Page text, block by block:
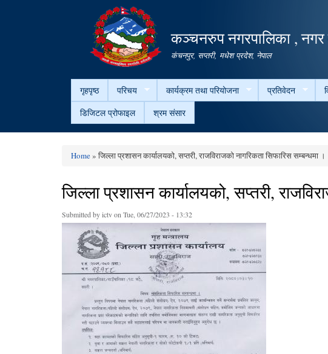
कञ्चनरुप नगरपालिका , नगर
कंचनपुर, सप्तरी, मधेश प्रदेश, नेपाल
गृहपृष्ठ परिचय कार्यक्रम तथा परियोजना प्रतिवेदन
डिजिटल प्रोफाइल
श्रम संसार
You are here
Home» जिल्ला प्रशासन कार्यालयको, सप्तरी, राजविराजको नागरिकता सिफारिस सम्बन्धमा ।
जिल्ला प्रशासन कार्यालयको, सप्तरी,
Submitted byictvon Tue, 06/27/2023 - 13:32